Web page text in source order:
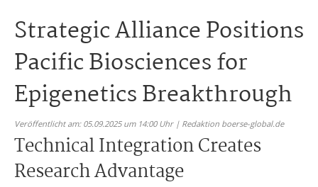
Strategic Alliance Positions
Pacific Biosciences for
Epigenetics Breakthrough
Veröffentlicht am: 05.09.2025 um 14:00 Uhr | Redaktion boerse-global.de
Technical Integration Creates
Research Advantage